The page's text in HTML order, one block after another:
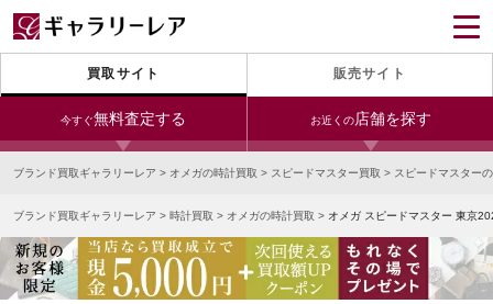
買取サイト 販売サイト
今すぐ無料査定する お近くの店舗を探す
24時間受付（対応時間10:00～19:00）
宅配買取を申し込む
無料の宅配キットをお届けします
銀座本店 青山表参道店 新宿東口店
小田急新宿店 LAB東京 名古屋大須店
ブランド買取ギャラリーレア > オメガの時計買取 > スピードマスター買取 > スピードマスター
ブランド買取ギャラリーレア > 時計買取 > オメガの時計買取 > オメガ スピードマスター 東京